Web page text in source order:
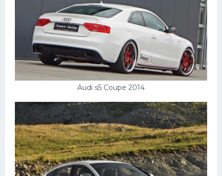
Audi s5 Coupe 2014